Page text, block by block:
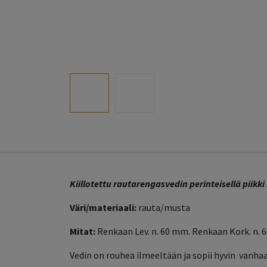
Kiillotettu rautarengasvedin perinteisellä piikki
Väri/materiaali: rauta/musta
Mitat: Renkaan Lev. n. 60 mm. Renkaan Kork.
Vedin on rouhea ilmeeltään ja sopii hyvin